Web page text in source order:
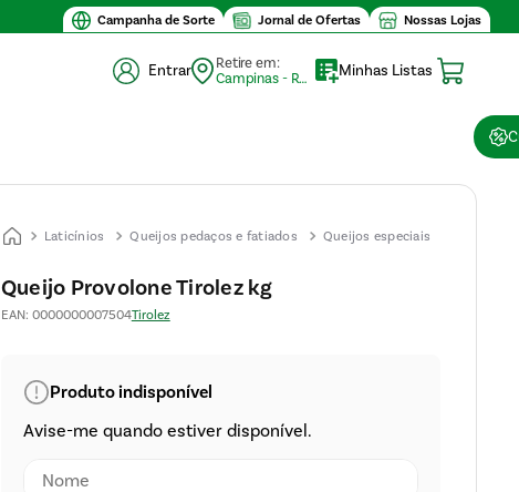
Campanha de Sorte Jornal de Ofertas Nossas Lojas
Entrar
Retire em:
Campinas - Retirada (10)
Minhas Listas
Laticínios Queijos pedaços e fatiados Queijos especiais
Queijo Provolone Tirolez kg
EAN: 0000000007504Tirolez